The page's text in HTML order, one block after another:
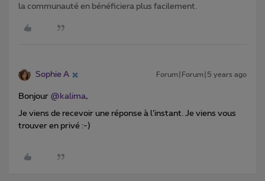
la communauté en bénéficiera plus facilement.
Sophie A Forum|Forum|5 years ago
Bonjour @kalima,
Je viens de recevoir une réponse à l’instant. Je viens vous
trouver en privé :-)